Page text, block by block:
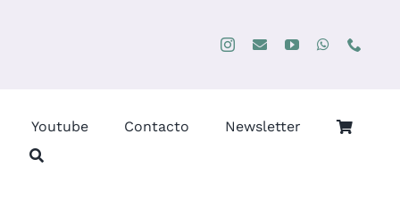
Youtube Contacto Newsletter